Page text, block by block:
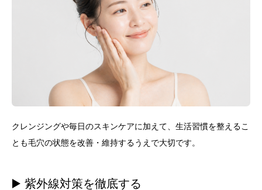
クレンジングや毎日のスキンケアに加えて、生活習慣を整えるこ
とも毛穴の状態を改善・維持するうえで大切です。
▶️ 紫外線対策を徹底する